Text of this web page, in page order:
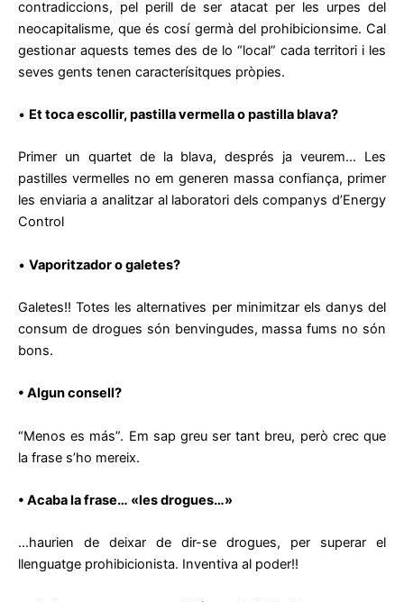
contradiccions, pel perill de ser atacat per les urpes del
neocapitalisme, que és cosí germà del prohibicionsime. Cal
gestionar aquests temes des de lo “local” cada territori i les
seves gents tenen caracterísitques pròpies.
• Et toca escollir, pastilla vermella o pastilla blava?
Primer un quartet de la blava, després ja veurem… Les
pastilles vermelles no em generen massa confiança, primer
les enviaria a analitzar al laboratori dels companys d’Energy
Control
• Vaporitzador o galetes?
Galetes!! Totes les alternatives per minimitzar els danys del
consum de drogues són benvingudes, massa fums no són
bons.
• Algun consell?
“Menos es más”. Em sap greu ser tant breu, però crec que
la frase s’ho mereix.
• Acaba la frase… «les drogues…»
…haurien de deixar de dir-se drogues, per superar el
llenguatge prohibicionista. Inventiva al poder!!